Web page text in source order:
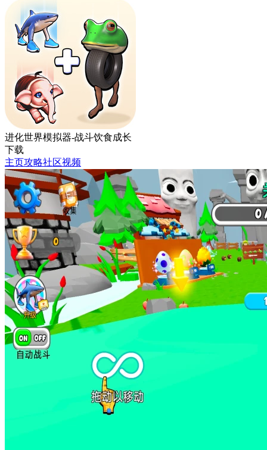
进化世界模拟器-战斗饮食成长
下载
主页攻略社区视频